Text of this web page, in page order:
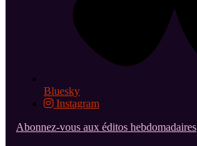
Bluesky
Instagram
Abonnez-vous aux éditos hebdomadaires